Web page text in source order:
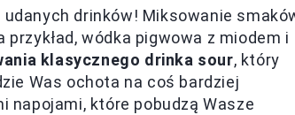
drinków! Miksowanie
wódka pigwowa z miodem i
klasycznego drinka sour, który
Was ochota na coś bardziej
napojami, które pobudzą Wasze